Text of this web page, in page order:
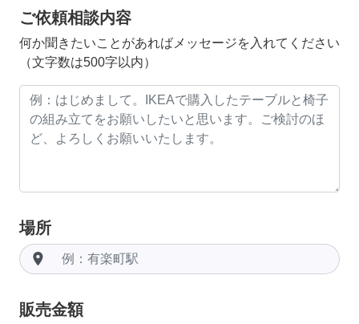
ご依頼相談内容
何か聞きたいことがあればメッセージを入れてください
（文字数は500字以内）
場所
room
販売金額